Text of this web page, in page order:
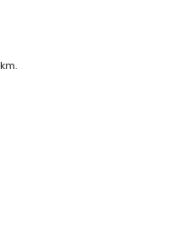
Aufpreis
Ihren Urlaub in Jávea,
Arenal und Jávea) (innerhalb
Costa Blanca